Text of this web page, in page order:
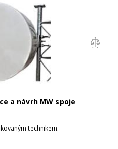
a návrh MW spoje
technikem.